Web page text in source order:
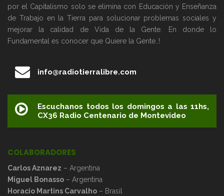
por el Capitalismo solo se elimina con Educación y Enseñanza
de Trabajo en la Tierra para solucionar problemas sociales y
mejorar la calidad de Vida de la Gente. En donde lo
Fundamental es conocer que Quiere la Gente..!
info@radiotierralibre.com
Escuchanos todos los domingos a las 11hs,
CX36 Radio Centenario de Montevideo
COLABORADORES
Carlos Aznarez – Argentina
Miguel Bonasso – Argentina
Horacio Martins Carvalho – Brasil